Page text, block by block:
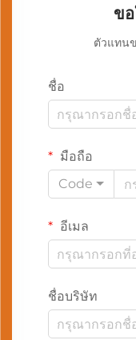
ข
ตัวแทน
ชื่อ
มือถือ
Code
อีเมล
ชื่อบริษัท